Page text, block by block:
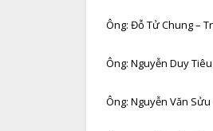
Ông: Đỗ Tử Chung –
Ông: Nguyễn Duy
Ông: Nguyễn Văn